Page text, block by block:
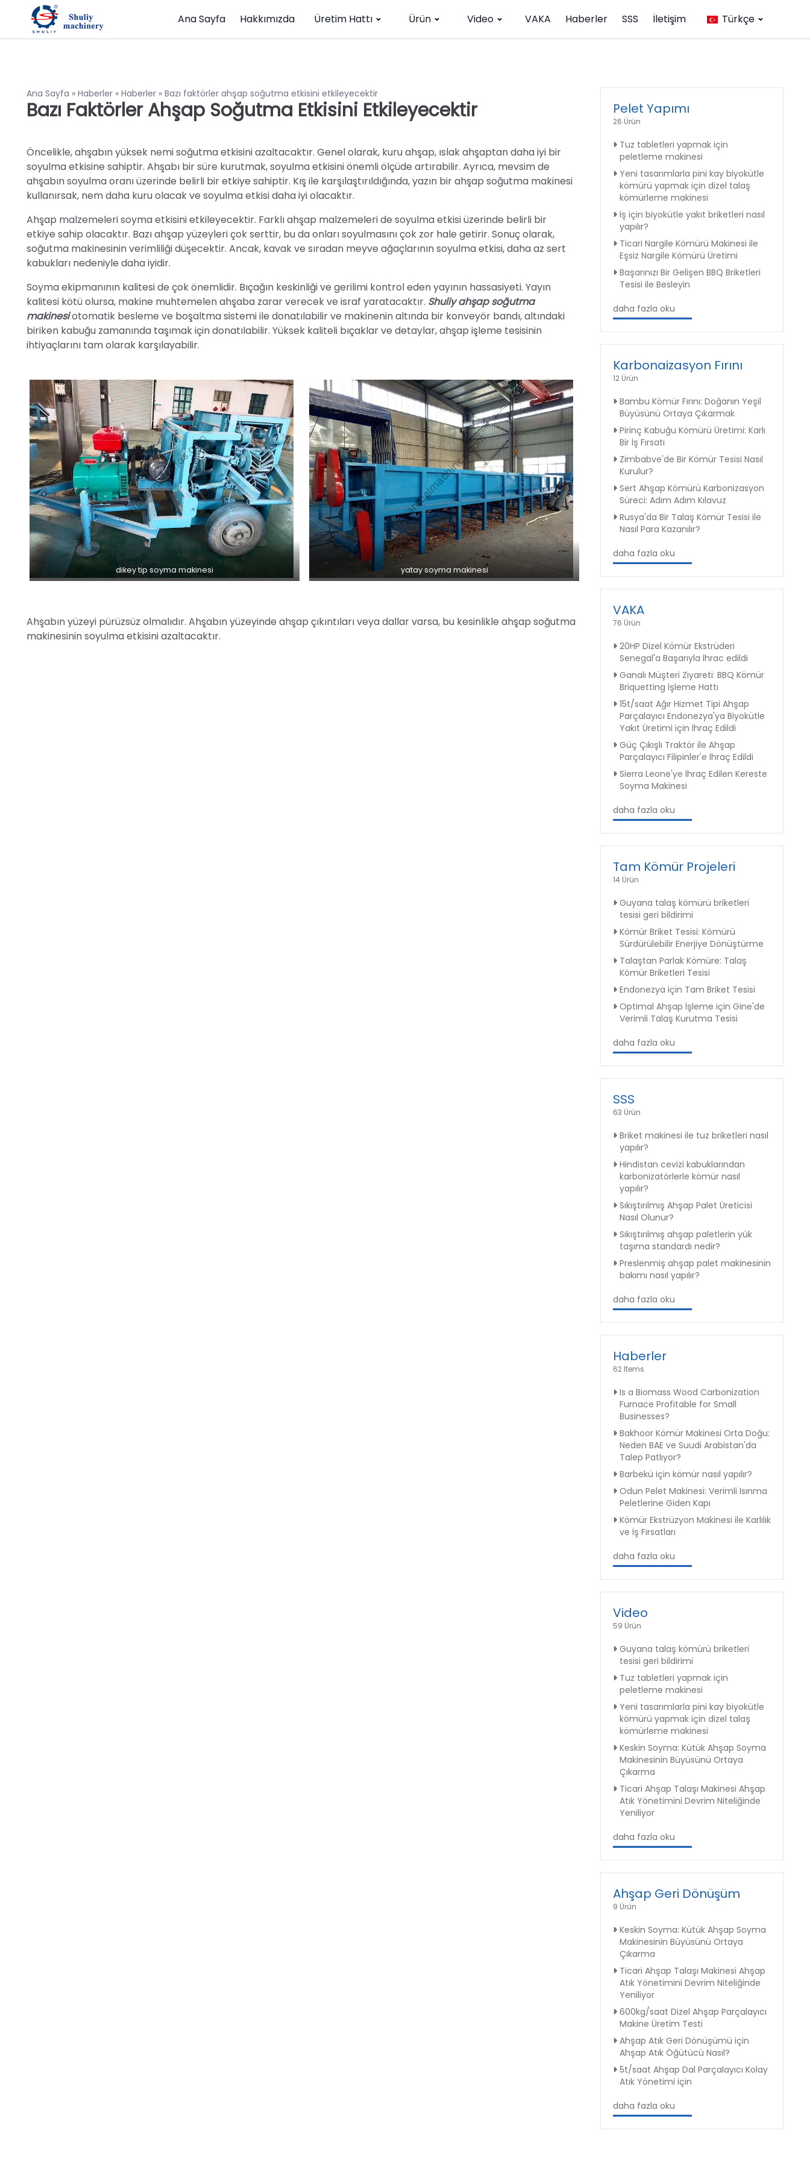
Ana Sayfa Hakkımızda Üretim Hattı Ürün Video VAKA Haberler SSS İletişim Türkçe
Ana Sayfa » Haberler » Haberler » Bazı faktörler ahşap soğutma etkisini etkileyecektir
Bazı Faktörler Ahşap Soğutma Etkisini Etkileyecektir
Öncelikle, ahşabın yüksek nemi soğutma etkisini azaltacaktır. Genel olarak, kuru ahşap, ıslak ahşaptan daha iyi bir
soyulma etkisine sahiptir. Ahşabı bir süre kurutmak, soyulma etkisini önemli ölçüde artırabilir. Ayrıca, mevsim de
ahşabın soyulma oranı üzerinde belirli bir etkiye sahiptir. Kış ile karşılaştırıldığında, yazın bir ahşap soğutma makinesi
kullanırsak, nem daha kuru olacak ve soyulma etkisi daha iyi olacaktır.
Ahşap malzemeleri soyma etkisini etkileyecektir. Farklı ahşap malzemeleri de soyulma etkisi üzerinde belirli bir
etkiye sahip olacaktır. Bazı ahşap yüzeyleri çok serttir, bu da onları soyulmasını çok zor hale getirir. Sonuç olarak,
soğutma makinesinin verimliliği düşecektir. Ancak, kavak ve sıradan meyve ağaçlarının soyulma etkisi, daha az sert
kabukları nedeniyle daha iyidir.
Soyma ekipmanının kalitesi de çok önemlidir. Bıçağın keskinliği ve gerilimi kontrol eden yayının hassasiyeti. Yayın
kalitesi kötü olursa, makine muhtemelen ahşaba zarar verecek ve israf yaratacaktır. Shuliy ahşap soğutma
makinesiotomatik besleme ve boşaltma sistemi ile donatılabilir ve makinenin altında bir konveyör bandı, altındaki
biriken kabuğu zamanında taşımak için donatılabilir. Yüksek kaliteli bıçaklar ve detaylar, ahşap işleme tesisinin
ihtiyaçlarını tam olarak karşılayabilir.
dikey tip soyma makinesi yatay soyma makinesi
Ahşabın yüzeyi pürüzsüz olmalıdır. Ahşabın yüzeyinde ahşap çıkıntıları veya dallar varsa, bu kesinlikle ahşap soğutma
makinesinin soyulma etkisini azaltacaktır.
Pelet Yapımı
26 Ürün
Tuz tabletleri yapmak için
peletleme makinesi
Yeni tasarımlarla pini kay biyokütle
kömürü yapmak için dizel talaş
kömürleme makinesi
İş için biyokütle yakıt briketleri nasıl
yapılır?
Ticari Nargile Kömürü Makinesi ile
Eşsiz Nargile Kömürü Üretimi
Başarınızı Bir Gelişen BBQ Briketleri
Tesisi ile Besleyin
daha fazla oku
Karbonaizasyon Fırını
12 Ürün
Bambu Kömür Fırını: Doğanın Yeşil
Büyüsünü Ortaya Çıkarmak
Pirinç Kabuğu Kömürü Üretimi: Karlı
Bir İş Fırsatı
Zimbabve'de Bir Kömür Tesisi Nasıl
Kurulur?
Sert Ahşap Kömürü Karbonizasyon
Süreci: Adım Adım Kılavuz
Rusya'da Bir Talaş Kömür Tesisi ile
Nasıl Para Kazanılır?
daha fazla oku
VAKA
76 Ürün
20HP Dizel Kömür Ekstrüderi
Senegal'a Başarıyla İhrac edildi
Ganalı Müşteri Ziyareti: BBQ Kömür
Briquetting İşleme Hattı
15t/saat Ağır Hizmet Tipi Ahşap
Parçalayıcı Endonezya'ya Biyokütle
Yakıt Üretimi için İhraç Edildi
Güç Çıkışlı Traktör ile Ahşap
Parçalayıcı Filipinler'e İhraç Edildi
Sierra Leone'ye İhraç Edilen Kereste
Soyma Makinesi
daha fazla oku
Tam Kömür Projeleri
14 Ürün
Guyana talaş kömürü briketleri
tesisi geri bildirimi
Kömür Briket Tesisi: Kömürü
Sürdürülebilir Enerjiye Dönüştürme
Talaştan Parlak Kömüre: Talaş
Kömür Briketleri Tesisi
Endonezya için Tam Briket Tesisi
Optimal Ahşap İşleme için Gine'de
Verimli Talaş Kurutma Tesisi
daha fazla oku
SSS
63 Ürün
Briket makinesi ile tuz briketleri nasıl
yapılır?
Hindistan cevizi kabuklarından
karbonizatörlerle kömür nasıl
yapılır?
Sıkıştırılmış Ahşap Palet Üreticisi
Nasıl Olunur?
Sıkıştırılmış ahşap paletlerin yük
taşıma standardı nedir?
Preslenmiş ahşap palet makinesinin
bakımı nasıl yapılır?
daha fazla oku
Haberler
62 Items
Is a Biomass Wood Carbonization
Furnace Profitable for Small
Businesses?
Bakhoor Kömür Makinesi Orta Doğu:
Neden BAE ve Suudi Arabistan'da
Talep Patlıyor?
Barbekü için kömür nasıl yapılır?
Odun Pelet Makinesi: Verimli Isınma
Peletlerine Giden Kapı
Kömür Ekstrüzyon Makinesi ile Karlılık
ve İş Fırsatları
daha fazla oku
Video
59 Ürün
Guyana talaş kömürü briketleri
tesisi geri bildirimi
Tuz tabletleri yapmak için
peletleme makinesi
Yeni tasarımlarla pini kay biyokütle
kömürü yapmak için dizel talaş
kömürleme makinesi
Keskin Soyma: Kütük Ahşap Soyma
Makinesinin Büyüsünü Ortaya
Çıkarma
Ticari Ahşap Talaşı Makinesi Ahşap
Atık Yönetimini Devrim Niteliğinde
Yeniliyor
daha fazla oku
Ahşap Geri Dönüşüm
9 Ürün
Keskin Soyma: Kütük Ahşap Soyma
Makinesinin Büyüsünü Ortaya
Çıkarma
Ticari Ahşap Talaşı Makinesi Ahşap
Atık Yönetimini Devrim Niteliğinde
Yeniliyor
600kg/saat Dizel Ahşap Parçalayıcı
Makine Üretim Testi
Ahşap Atık Geri Dönüşümü için
Ahşap Atık Öğütücü Nasıl?
5t/saat Ahşap Dal Parçalayıcı Kolay
Atık Yönetimi için
daha fazla oku